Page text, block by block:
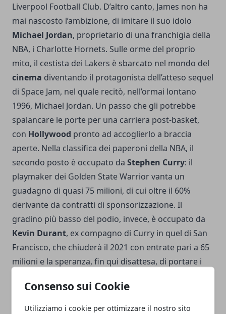
Consenso sui Cookie
Utilizziamo i cookie per ottimizzare il nostro sito
Liverpool Football Club. D’altro canto, James non ha
mai nascosto l’ambizione, di imitare il suo idolo
Michael Jordan, proprietario di una franchigia della
NBA, i Charlotte Hornets. Sulle orme del proprio
mito, il cestista dei Lakers è sbarcato nel mondo del
cinema diventando il protagonista dell’atteso sequel
di Space Jam, nel quale recitò, nell’ormai lontano
1996, Michael Jordan. Un passo che gli potrebbe
spalancare le porte per una carriera post-basket,
con Hollywood pronto ad accoglierlo a braccia
aperte. Nella classifica dei paperoni della NBA, il
secondo posto è occupato da Stephen Curry: il
playmaker dei Golden State Warrior vanta un
guadagno di quasi 75 milioni, di cui oltre il 60%
derivante da contratti di sponsorizzazione. Il
gradino più basso del podio, invece, è occupato da
Kevin Durant, ex compagno di Curry in quel di San
Francisco, che chiuderà il 2021 con entrate pari a 65
milioni e la speranza, fin qui disattesa, di portare i